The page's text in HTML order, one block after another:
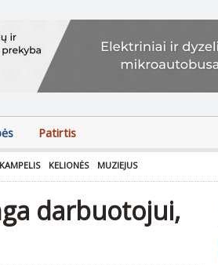
Patirtis
KELIONĖS MUZIEJUS
darbuotojui,